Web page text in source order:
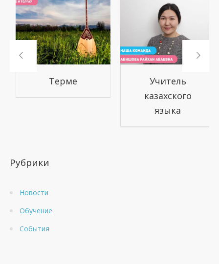
Терме
Учитель
казахского
языка
Рубрики
Новости
Обучение
События